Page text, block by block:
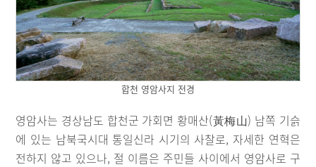
합천 영암사지 전경
영암사는 경상남도 합천군 가회면 황매산(黃梅山) 남쪽 기슭
에 있는 남북국시대 통일신라 시기의 사찰로, 자세한 연혁은
전하지 않고 있으나, 절 이름은 주민들 사이에서 영암사로 구